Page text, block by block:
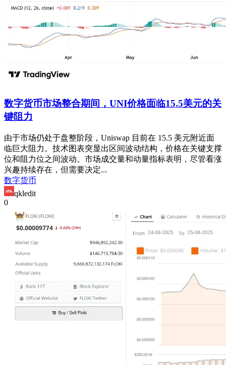
数字货币市场整合期间，UNI价格面临15.5美元的关
键阻力
由于市场仍处于盘整阶段，Uniswap 目前在 15.5 美元附近面
临巨大阻力。技术图表突显出区间波动结构，价格在关键支撑
位和阻力位之间波动。市场成交量和动量指标表明，尽管看涨
兴趣持续存在，但需要决定...
数字货币
qkledit
0